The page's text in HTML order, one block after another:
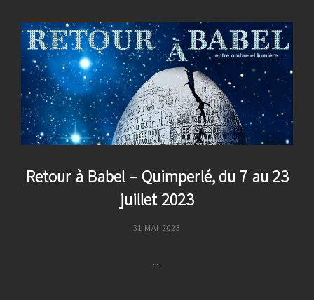
Quimperlé,
Du
7
Au
17
Décembre
2023
Retour à Babel – Quimperlé, du 7 au 23
juillet 2023
POSTED
31 MAI 2023
…